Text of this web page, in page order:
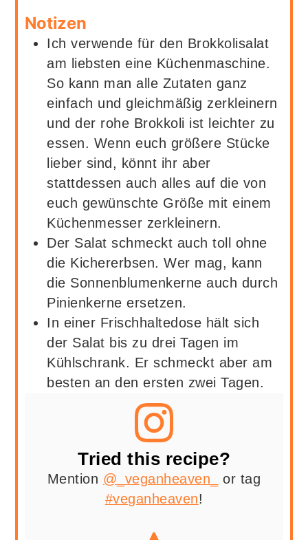
Notizen
Ich verwende für den Brokkolisalat
am liebsten eine Küchenmaschine.
So kann man alle Zutaten ganz
einfach und gleichmäßig zerkleinern
und der rohe Brokkoli ist leichter zu
essen. Wenn euch größere Stücke
lieber sind, könnt ihr aber
stattdessen auch alles auf die von
euch gewünschte Größe mit einem
Küchenmesser zerkleinern.
Der Salat schmeckt auch toll ohne
die Kichererbsen. Wer mag, kann
die Sonnenblumenkerne auch durch
Pinienkerne ersetzen.
In einer Frischhaltedose hält sich
der Salat bis zu drei Tagen im
Kühlschrank. Er schmeckt aber am
besten an den ersten zwei Tagen.
Tried this recipe?
Mention @_veganheaven_
or tag
#veganheaven!